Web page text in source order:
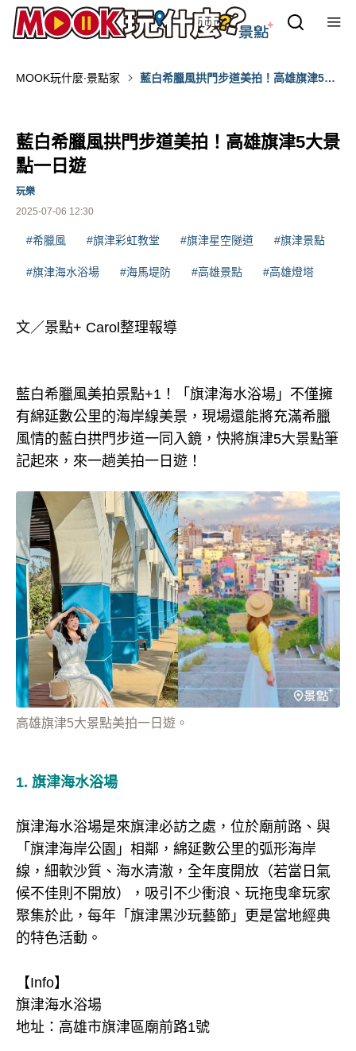
MOOK玩什麼‧景點家
藍白希臘風拱門步道美拍！高雄旗津5大
藍白希臘風拱門步道美拍！高雄旗津5大景
點一日遊
2025-07-06 12:30
玩樂
#希臘風 #旗津彩虹教堂 #旗津星空隧道 #旗津景點
#旗津海水浴場 #海馬堤防 #高雄景點 #高雄燈塔
文／景點+ Carol整理報導
藍白希臘風美拍景點+1！「旗津海水浴場」不僅擁
有綿延數公里的海岸線美景，現場還能將充滿希臘
風情的藍白拱門步道一同入鏡，快將旗津5大景點筆
記起來，來一趟美拍一日遊！
高雄旗津5大景點美拍一日遊。
1. 旗津海水浴場
旗津海水浴場是來旗津必訪之處，位於廟前路、與
「旗津海岸公園」相鄰，綿延數公里的弧形海岸
線，細軟沙質、海水清澈，全年度開放（若當日氣
候不佳則不開放），吸引不少衝浪、玩拖曳傘玩家
聚集於此，每年「旗津黑沙玩藝節」更是當地經典
的特色活動。
【Info】
旗津海水浴場
地址：高雄市旗津區廟前路1號